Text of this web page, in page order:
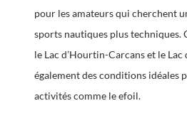
pour les amateurs qui cherchent
sports nautiques plus techniques.
le Lac d’Hourtin-Carcans et le Lac
également des conditions idéales
activités comme le efoil.